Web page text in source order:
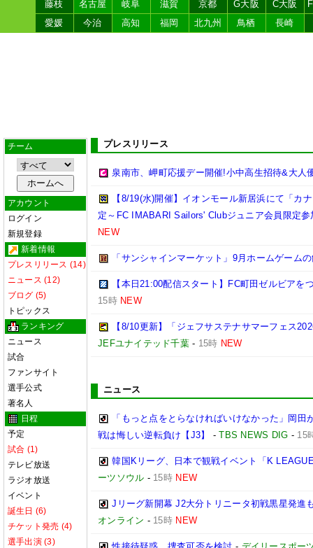
藤枝
名古屋 岐阜 滋賀 京都 G大阪 C大阪
愛媛
今治 高知 福岡 北九州 鳥栖 長崎
チーム
アカウント
ログイン
新規登録
新着情報
プレスリリース (14)
ニュース (12)
ブログ (5)
トピックス
ランキング
ニュース
試合
ファンサイト
選手公式
著名人
日程
予定
試合 (1)
テレビ放送
ラジオ放送
イベント
誕生日 (6)
チケット発売 (4)
選手出演 (3)
プレスリリース
泉南市、岬町応援デー開催!小中高生招待&大人
【8/19(水)開催】イオンモール新居浜にて「カ
定～FC IMABARI Sailors' Clubジュニア会員限定
NEW
「サンシャインマーケット」9月ホームゲーム
【本日21:00配信スタート】FC町田ゼルビアを
15時 NEW
【8/10更新】「ジェフサステナサマーフェス
JEFユナイテッド千葉- 15時 NEW
ニュース
「もっと点をとらなければいけなかった」岡
戦は悔しい逆転負け【J3】
-TBS NEWS DIG - 15
韓国Kリーグ、日本で観戦イベント「K
ーツソウル - 15時 NEW
Jリーグ新開幕 J2大分トリニータ初戦黒星発進
オンライン - 15時 NEW